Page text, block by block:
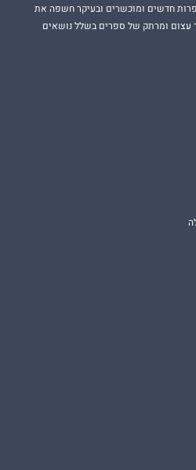
חדשים ומוכשרים ובעיקר חשפה את
עצום ומרתק של ספרים בשלל נושאים